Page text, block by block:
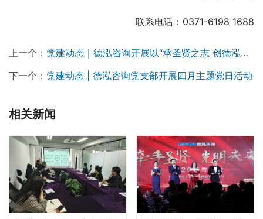
联系电话：0371-6198 1688
上一个： 党建动态｜德泓咨询开展以“承圣贤之志 创德泓华章”为主题的优秀中华文化导入五周年纪念活动
下一个： 党建动态 | 德泓咨询党支部开展四月主题党日活动
相关新闻